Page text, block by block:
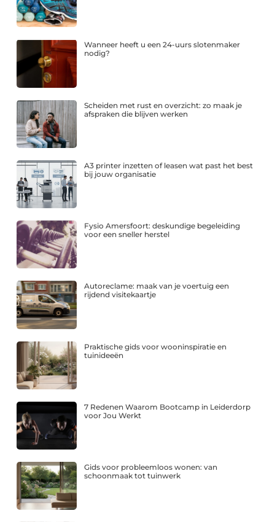
Wanneer heeft u een 24-uurs slotenmaker
nodig?
Scheiden met rust en overzicht: zo maak je
afspraken die blijven werken
A3 printer inzetten of leasen wat past het best
bij jouw organisatie
Fysio Amersfoort: deskundige begeleiding
voor een sneller herstel
Autoreclame: maak van je voertuig een
rijdend visitekaartje
Praktische gids voor wooninspiratie en
tuinideeën
7 Redenen Waarom Bootcamp in Leiderdorp
voor Jou Werkt
Gids voor probleemloos wonen: van
schoonmaak tot tuinwerk